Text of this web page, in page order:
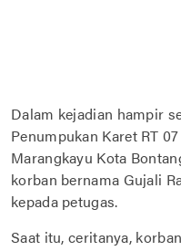
Dalam kejadian hampir
Penumpukan Karet RT
Marangkayu Kota
korban bernama Gujali
kepada petugas.
Saat itu, ceritanya,